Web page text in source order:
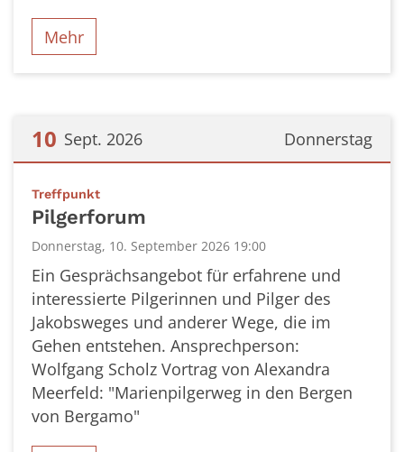
Mehr
Donnerstag
10 Sept. 2026
Treffpunkt:
Pilgerforum
Donnerstag, 10. September 2026 19:00
Ein Gesprächsangebot für erfahrene und
interessierte Pilgerinnen und Pilger des
Jakobsweges und anderer Wege, die im
Gehen entstehen. Ansprechperson:
Wolfgang Scholz Vortrag von Alexandra
Meerfeld: "Marienpilgerweg in den Bergen
von Bergamo"